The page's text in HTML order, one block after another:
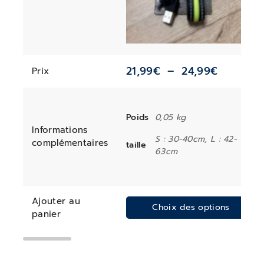
Prix 21,99€ – 24,99€
Informations
complémentaires
Poids 0,05 kg
taille
S : 30-40cm, L : 42-
63cm
Ajouter au
panier
Choix des options